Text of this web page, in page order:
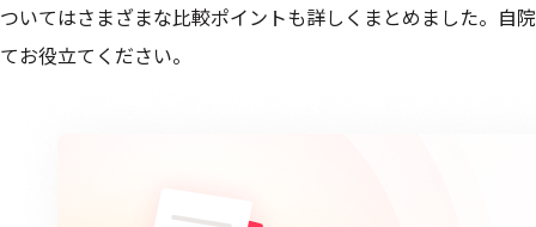
ついてはさまざまな比較ポイントも詳しくまとめました。自
てお役立てください。